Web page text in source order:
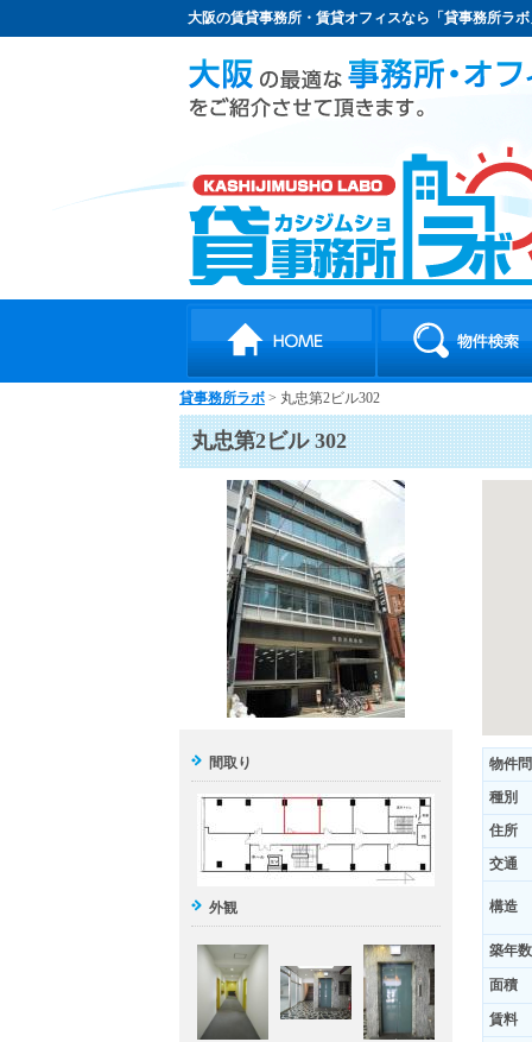
大阪の賃貸事務所・賃貸オフィスなら「貸事務所ラ
貸事務所ラボ > 丸忠第2ビル302
丸忠第2ビル 302
間取り
外観
物件
種別
住所
交通
構造
築年数
面積
賃料